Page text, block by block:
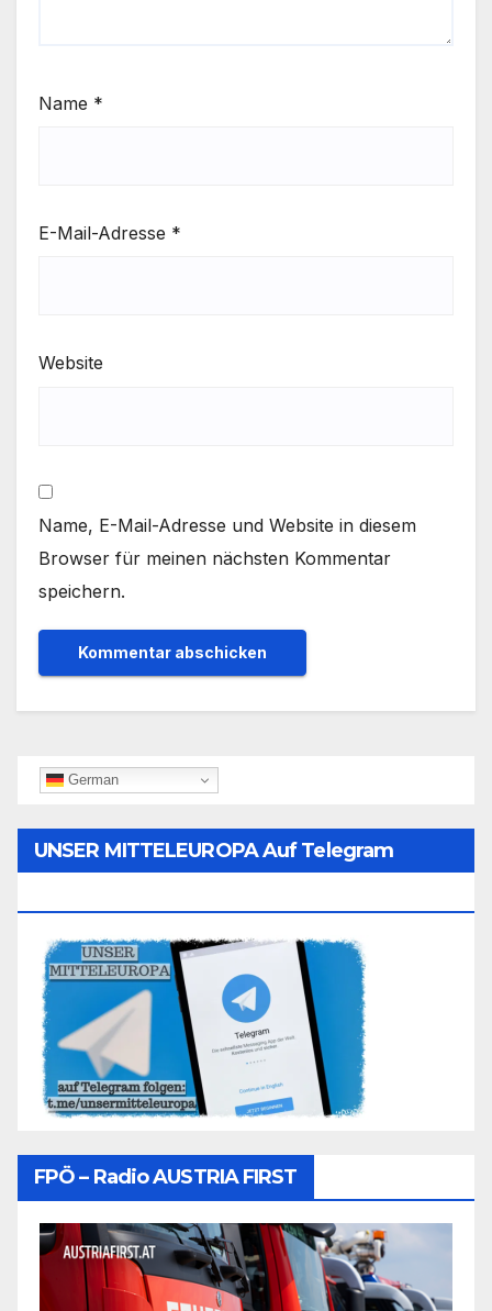
Name *
E-Mail-Adresse *
Website
Name, E-Mail-Adresse und Website in diesem
Browser für meinen nächsten Kommentar
speichern.
German
UNSER MITTELEUROPA Auf Telegram
FPÖ – Radio AUSTRIA FIRST